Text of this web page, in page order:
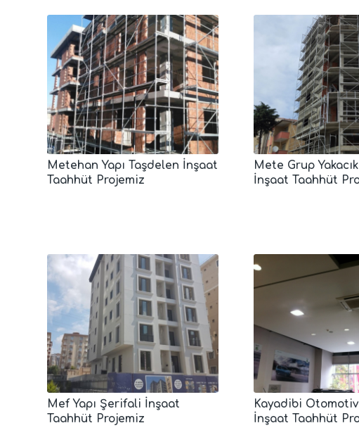
Metehan Yapı Taşdelen İnşaat
Taahhüt Projemiz
Mete Grup
İnşaat Taahhüt
Mef Yapı Şerifali İnşaat
Taahhüt Projemiz
Kayadibi
İnşaat Taahhüt